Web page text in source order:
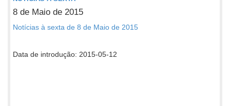
8 de Maio de 2015
Notícias à sexta de 8 de Maio de 2015
Data de introdução: 2015-05-12